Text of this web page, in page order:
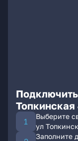
Выберите
ул
Заполните